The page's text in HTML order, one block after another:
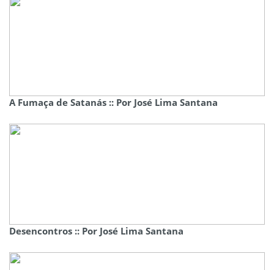
A Fumaça de Satanás :: Por José Lima Santana
Desencontros :: Por José Lima Santana